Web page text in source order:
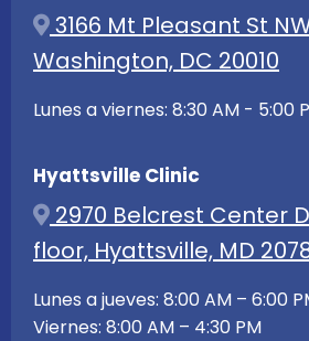
3166 Mt Pleasant St
Washington, DC 20010
Lunes a viernes: 8:30 AM - 5:00
Hyattsville Clinic
2970 Belcrest Center
floor, Hyattsville, MD
Lunes a jueves: 8:00 AM – 6:00
Viernes: 8:00 AM – 4:30 PM